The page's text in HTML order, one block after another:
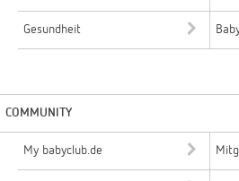
Gesundheit
COMMUNITY
My babyclub.de